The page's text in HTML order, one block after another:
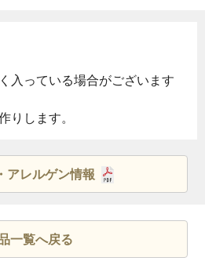
入っている場合がございます
りします。
アレルゲン情報
一覧へ戻る